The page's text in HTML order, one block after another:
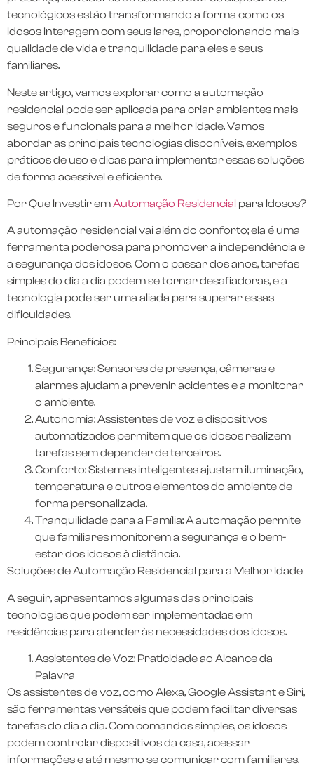
tecnológicos estão transformando a forma como os
idosos interagem com seus lares, proporcionando mais
qualidade de vida e tranquilidade para eles e seus
familiares.
Neste artigo, vamos explorar como a automação
residencial pode ser aplicada para criar ambientes mais
seguros e funcionais para a melhor idade. Vamos
abordar as principais tecnologias disponíveis, exemplos
práticos de uso e dicas para implementar essas soluções
de forma acessível e eficiente.
Por Que Investir emAutomação Residencial para Idosos?
A automação residencial vai além do conforto; ela é uma
ferramenta poderosa para promover a independência e
a segurança dos idosos. Com o passar dos anos, tarefas
simples do dia a dia podem se tornar desafiadoras, e a
tecnologia pode ser uma aliada para superar essas
dificuldades.
Principais Benefícios:
Segurança: Sensores de presença, câmeras e
alarmes ajudam a prevenir acidentes e a monitorar
o ambiente.
Autonomia: Assistentes de voz e dispositivos
automatizados permitem que os idosos realizem
tarefas sem depender de terceiros.
Conforto: Sistemas inteligentes ajustam iluminação,
temperatura e outros elementos do ambiente de
forma personalizada.
Tranquilidade para a Família: A automação permite
que familiares monitorem a segurança e o bem-
estar dos idosos à distância.
Soluções de Automação Residencial para a Melhor Idade
A seguir, apresentamos algumas das principais
tecnologias que podem ser implementadas em
residências para atender às necessidades dos idosos.
Assistentes de Voz: Praticidade ao Alcance da
Palavra
Os assistentes de voz, como Alexa, Google Assistant e Siri,
são ferramentas versáteis que podem facilitar diversas
tarefas do dia a dia. Com comandos simples, os idosos
podem controlar dispositivos da casa, acessar
informações e até mesmo se comunicar com familiares.